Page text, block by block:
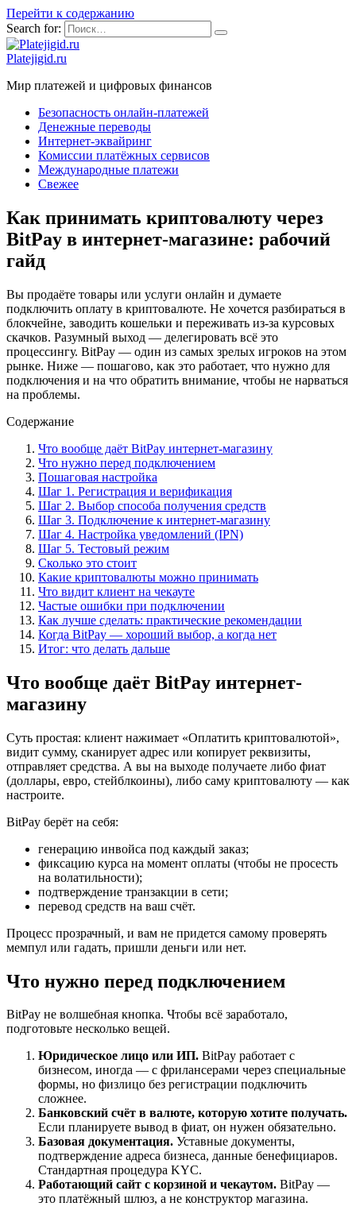
Перейти к содержанию
Search for:
Platejigid.ru
Мир платежей и цифровых финансов
Безопасность онлайн-платежей
Денежные переводы
Интернет-эквайринг
Комиссии платёжных сервисов
Международные платежи
Свежее
Как принимать криптовалюту через
BitPay в интернет-магазине: рабочий
гайд
Вы продаёте товары или услуги онлайн и думаете
подключить оплату в криптовалюте. Не хочется разбираться в
блокчейне, заводить кошельки и переживать из-за курсовых
скачков. Разумный выход — делегировать всё это
процессингу. BitPay — один из самых зрелых игроков на этом
рынке. Ниже — пошагово, как это работает, что нужно для
подключения и на что обратить внимание, чтобы не нарваться
на проблемы.
Содержание
Что вообще даёт BitPay интернет-магазину
Что нужно перед подключением
Пошаговая настройка
Шаг 1. Регистрация и верификация
Шаг 2. Выбор способа получения средств
Шаг 3. Подключение к интернет-магазину
Шаг 4. Настройка уведомлений (IPN)
Шаг 5. Тестовый режим
Сколько это стоит
Какие криптовалюты можно принимать
Что видит клиент на чекауте
Частые ошибки при подключении
Как лучше сделать: практические рекомендации
Когда BitPay — хороший выбор, а когда нет
Итог: что делать дальше
Что вообще даёт BitPay интернет-
магазину
Суть простая: клиент нажимает «Оплатить криптовалютой»,
видит сумму, сканирует адрес или копирует реквизиты,
отправляет средства. А вы на выходе получаете либо фиат
(доллары, евро, стейблкоины), либо саму криптовалюту — как
настроите.
BitPay берёт на себя:
генерацию инвойса под каждый заказ;
фиксацию курса на момент оплаты (чтобы не просесть
на волатильности);
подтверждение транзакции в сети;
перевод средств на ваш счёт.
Процесс прозрачный, и вам не придется самому проверять
мемпул или гадать, пришли деньги или нет.
Что нужно перед подключением
BitPay не волшебная кнопка. Чтобы всё заработало,
подготовьте несколько вещей.
Юридическое лицо или ИП. BitPay работает с
бизнесом, иногда — с фрилансерами через специальные
формы, но физлицо без регистрации подключить
сложнее.
Банковский счёт в валюте, которую хотите получать.
Если планируете вывод в фиат, он нужен обязательно.
Базовая документация. Уставные документы,
подтверждение адреса бизнеса, данные бенефициаров.
Стандартная процедура KYC.
Работающий сайт с корзиной и чекаутом. BitPay —
это платёжный шлюз, а не конструктор магазина.